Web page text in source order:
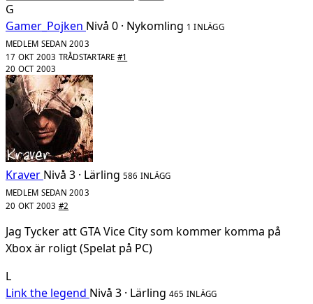
G
Gamer_Pojken Nivå 0 · Nykomling 1 INLÄGG
MEDLEM SEDAN 2003
17 OKT 2003 TRÅDSTARTARE #1
20 OCT 2003
Kraver Nivå 3 · Lärling 586 INLÄGG
MEDLEM SEDAN 2003
20 OKT 2003 #2
Jag Tycker att GTA Vice City som kommer komma på
Xbox är roligt (Spelat på PC)
L
Link the legend Nivå 3 · Lärling 465 INLÄGG